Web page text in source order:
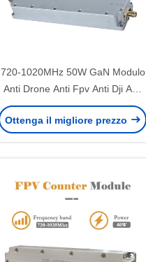
720-1020MHz 50W GaN Modulo
Anti Drone Anti Fpv Anti Dji Anti
Autel Fpv Suppressore 700-
1000MHz Modulo RF
Ottenga il migliore prezzo